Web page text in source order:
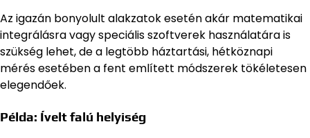
Az igazán bonyolult alakzatok esetén akár matematikai
integrálásra vagy speciális szoftverek használatára is
szükség lehet, de a legtöbb háztartási, hétköznapi
mérés esetében a fent említett módszerek tökéletesen
elegendőek.
Példa: Ívelt falú helyiség